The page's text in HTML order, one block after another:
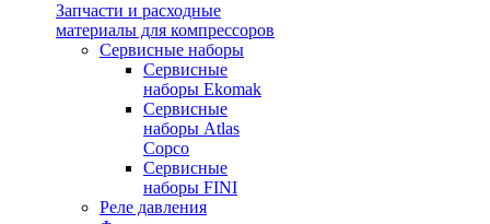
Запчасти и расходные
материалы для компрессоров
Cервисные наборы
Сервисные
наборы Ekomak
Cервисные
наборы Atlas
Copco
Сервисные
наборы FINI
Реле давления